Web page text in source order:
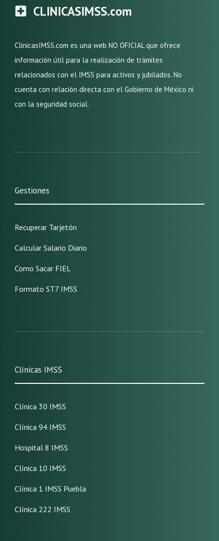
CLINICASIMSS.com
ClinicasIMSS.com es una web NO OFICIAL que ofrece
información útil para la realización de trámites
relacionados con el IMSS para activos y jubilados. No
cuenta con relación directa con el Gobierno de México ni
con la seguridad social.
Gestiones
Recuperar Tarjetón
Calcular Salario Diario
Como Sacar FIEL
Formato ST7 IMSS
Clínicas IMSS
Clínica 30 IMSS
Clínica 94 IMSS
Hospital 8 IMSS
Clínica 10 IMSS
Clínica 1 IMSS Puebla
Clínica 222 IMSS